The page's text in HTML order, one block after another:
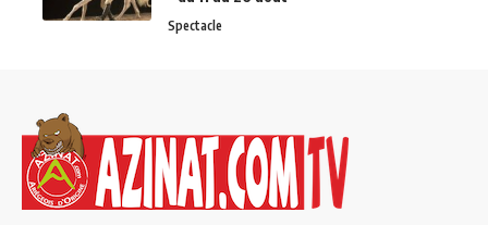
Spectacle